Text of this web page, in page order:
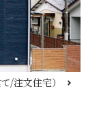
/注文住宅）